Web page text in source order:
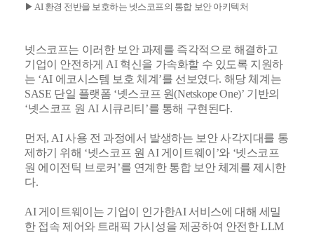
▶ AI 환경 전반을 보호하는 넷스코프의 통합 보안 아키텍처
넷스코프는 이러한 보안 과제를 즉각적으로 해결하고
기업이 안전하게 AI 혁신을 가속화할 수 있도록 지원하
는 ‘AI 에코시스템 보호 체계’를 선보였다. 해당 체계는
SASE 단일 플랫폼 ‘넷스코프 원(Netskope One)’ 기반의
‘넷스코프 원 AI 시큐리티’를 통해 구현된다.
먼저, AI 사용 전 과정에서 발생하는 보안 사각지대를 통
제하기 위해 ‘넷스코프 원 AI 게이트웨이’와 ‘넷스코프
원 에이전틱 브로커’를 연계한 통합 보안 체계를 제시한
다.
AI 게이트웨이는 기업이 인가한AI 서비스에 대해 세밀
한 접속 제어와 트래픽 가시성을 제공하여 안전한 LLM